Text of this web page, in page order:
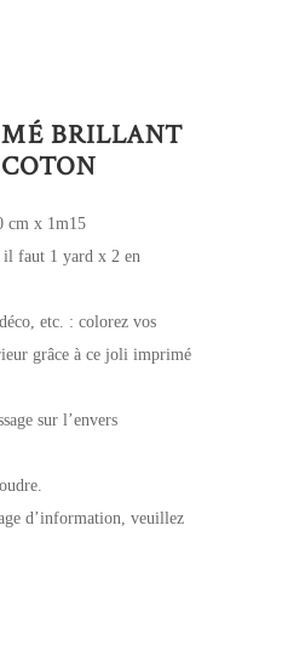
BRILLANT
cm x 1m15
il faut 1 yard x 2 en
etc. : colorez vos
grâce à ce joli imprimé
sur l’envers
d’information, veuillez